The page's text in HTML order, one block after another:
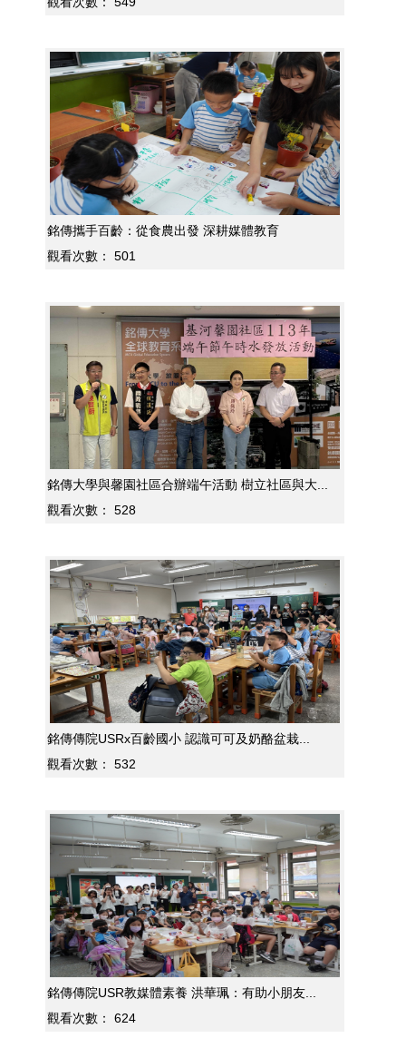
銘傳攜手百齡：從食農出發 深耕媒體教育
觀看次數：
501
銘傳大學與馨園社區合辦端午活動 樹立社區與大...
觀看次數：
528
銘傳傳院USRx百齡國小 認識可可及奶酪盆栽...
觀看次數：
532
銘傳傳院USR教媒體素養 洪華珮：有助小朋友...
觀看次數：
624